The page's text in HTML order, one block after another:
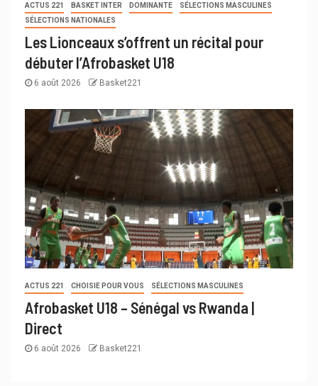
ACTUS 221 BASKET INTER DOMINANTE
SÉLECTIONS MASCULINES
SÉLECTIONS NATIONALES
Les Lionceaux s’offrent un récital pour
débuter l’Afrobasket U18
6 août 2026 Basket221
ACTUS 221 CHOISIE POUR VOUS SÉLECTIONS MASCULINES
Afrobasket U18 – Sénégal vs Rwanda |
Direct
6 août 2026 Basket221